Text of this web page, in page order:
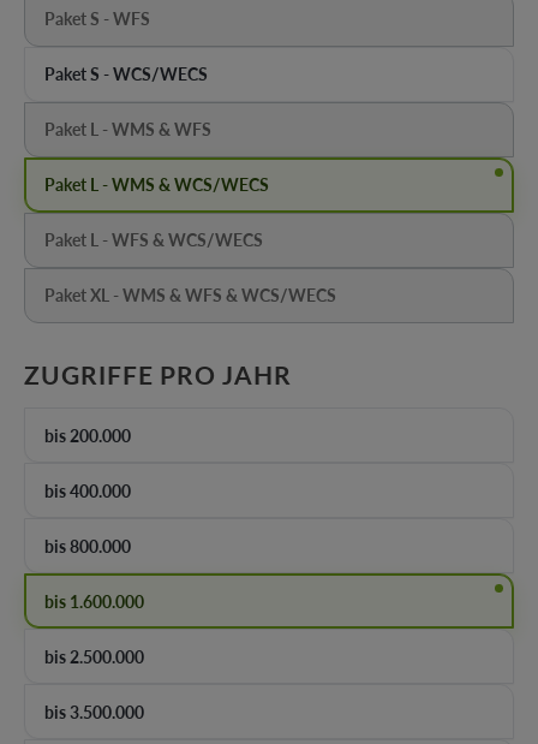
Paket S - WFS
(Diese Option ist zurzeit nicht verfügbar.)
Paket S - WCS/WECS
Paket L - WMS & WFS
(Diese Option ist zurzeit nicht verfügbar.)
Paket L - WMS & WCS/WECS
Paket L - WFS & WCS/WECS
(Diese Option ist zurzeit nicht verfügbar.)
Paket XL - WMS & WFS & WCS/WECS
(Diese Option ist zurzeit nicht verfügbar.)
ZUGRIFFE PRO JAHR
bis 200.000
bis 400.000
bis 800.000
bis 1.600.000
bis 2.500.000
bis 3.500.000